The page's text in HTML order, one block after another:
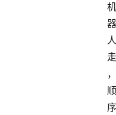
机
器
人
走
，
顺
序